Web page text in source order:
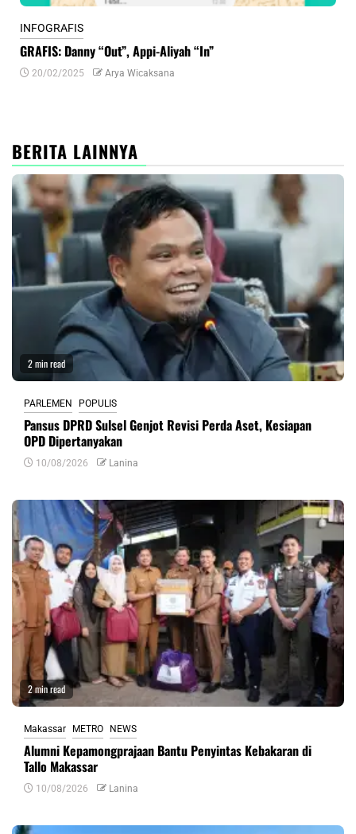
INFOGRAFIS
GRAFIS: Danny “Out”, Appi-Aliyah “In”
20/02/2025 Arya Wicaksana
BERITA LAINNYA
2 min read
PARLEMEN POPULIS
Pansus DPRD Sulsel Genjot Revisi Perda Aset, Kesiapan
OPD Dipertanyakan
10/08/2026 Lanina
2 min read
Makassar METRO NEWS
Alumni Kepamongprajaan Bantu Penyintas Kebakaran di
Tallo Makassar
10/08/2026 Lanina